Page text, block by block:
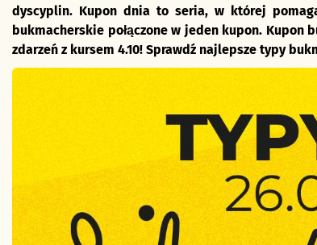
dyscyplin. Kupon dnia to seria, w której
bukmacherskie połączone w jeden kupon. Kupon
zdarzeń z kursem 4.10! Sprawdź najlepsze typy